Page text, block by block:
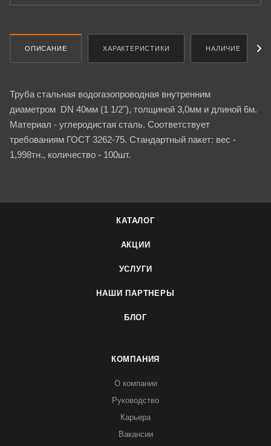
ОПИСАНИЕ ХАРАКТЕРИСТИКИ НАЛИЧИЕ
Труба стальная водогазопроводная внутренним
диаметром DN 40мм (1 1/2"), толщиной 3,0мм и длиной 6м.
Материал - углеродистая сталь. Соответствует
требованиям ГОСТ 3262-75. Стандартный пакет: вес -
1,998тн., количество - 100шт.
КАТАЛОГ
АКЦИИ
УСЛУГИ
НАШИ ПАРТНЕРЫ
БЛОГ
КОМПАНИЯ
О компании
Руководство
Карьера
Вакансии